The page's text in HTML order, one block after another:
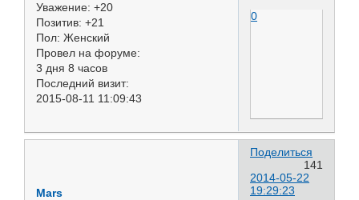
Уважение: +20
Позитив: +21
Пол: Женский
Провел на форуме:
3 дня 8 часов
Последний визит:
2015-08-11 11:09:43
0
Поделиться
141
2014-05-22
19:29:23
Mars